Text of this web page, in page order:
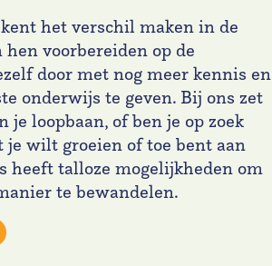
het verschil maken in de
voorbereiden op de
door met nog meer kennis en
onderwijs te geven. Bij ons zet
je loopbaan, of ben je op zoek
je wilt groeien of toe bent aan
heeft talloze mogelijkheden om
te bewandelen.